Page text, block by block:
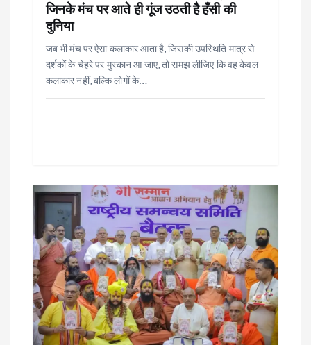
जिनके मंच पर आते ही गूंज उठती है हँसी की
दुनिया
जब भी मंच पर ऐसा कलाकार आता है, जिसकी उपस्थिति मात्र से
दर्शकों के चेहरे पर मुस्कान आ जाए, तो समझ लीजिए कि वह केवल
कलाकार नहीं, बल्कि लोगों के…